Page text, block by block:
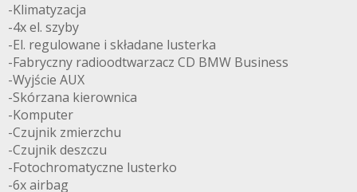
-Klimatyzacja
-4x el. szyby
-El. regulowane i składane lusterka
-Fabryczny radioodtwarzacz CD BMW Business
-Wyjście AUX
-Skórzana kierownica
-Komputer
-Czujnik zmierzchu
-Czujnik deszczu
-Fotochromatyczne lusterko
-6x airbag